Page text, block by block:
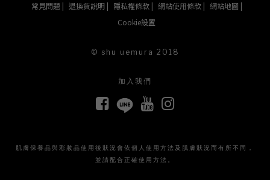
常見問題 |
退換貨說明 | 隱私權條款 | 網站使用條款 |
網站地圖 |
Cookie設置
© shu uemura 2018
加入我們
肌膚保養品與彩妝品使用後狀況會依個人使用方法及肌膚狀況而有所不同，
並請配合正確使用方法。